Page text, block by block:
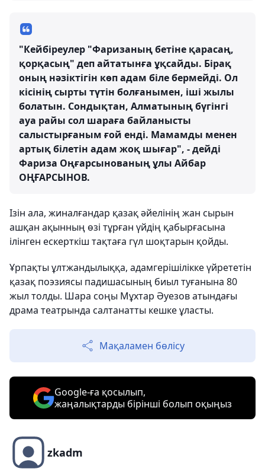
"Кейбіреулер "Фаризаның бетіне қарасаң,
қорқасың" деп айтатынға ұқсайды. Бірақ
оның нәзіктігін көп адам біле бермейді. Ол
кісінің сырты түтін болғанымен, іші жылы
болатын. Сондықтан, Алматының бүгінгі
ауа райы сол шараға байланысты
салыстырғаным ғой енді. Мамамды менен
артық білетін адам жоқ шығар", - дейді
Фариза Оңғарсынованың ұлы Айбар
ОҢҒАРСЫНОВ.
Ізін ала, жиналғандар қазақ әйелінің жан сырын
ашқан ақынның өзі тұрған үйдің қабырғасына
ілінген ескерткіш тақтаға гүл шоқтарын қойды.
Ұрпақты ұлтжандылыққа, адамгерiшілікке үйрететін
қазақ поэзиясы падишасының биыл туғанына 80
жыл толды. Шара соңы Мұхтар Әуезов атындағы
драма театрында салтанатты кешке ұласты.
Мақаламен бөлісу
Google-ға қосылып,
жаңалықтарды бірінші болып оқыңыз
zkadm